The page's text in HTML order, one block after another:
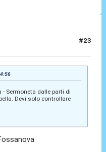
#23
Sermoneta dalle parti di
Devi solo controllare